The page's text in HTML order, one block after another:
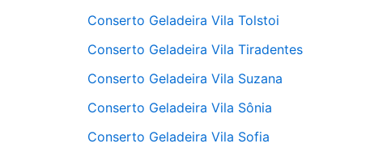
Conserto Geladeira Vila Tolstoi
Conserto Geladeira Vila Tiradentes
Conserto Geladeira Vila Suzana
Conserto Geladeira Vila Sônia
Conserto Geladeira Vila Sofia